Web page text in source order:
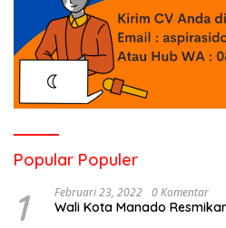
Popular Populer
1 Februari 23, 2022 0 Komentar
Wali Kota Manado